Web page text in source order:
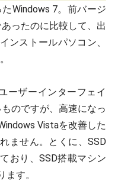
Windows 7。前バージ
ったのに比較して、出
ンストールパソコン、
ーザーインターフェイ
のですが、高速になっ
Vistaを改善した
ません。とくに、SSD
おり、SSD搭載マシン
す。